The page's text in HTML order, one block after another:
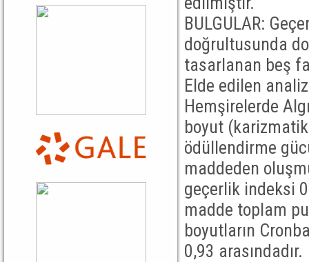
BULGULAR:
doğrultusunda
tasarlanan beş
Elde edilen
Hemşirelerde
boyut
ödüllendirme
maddeden
geçerlik indeksi
madde toplam
boyutların
0,93 arasındadır.